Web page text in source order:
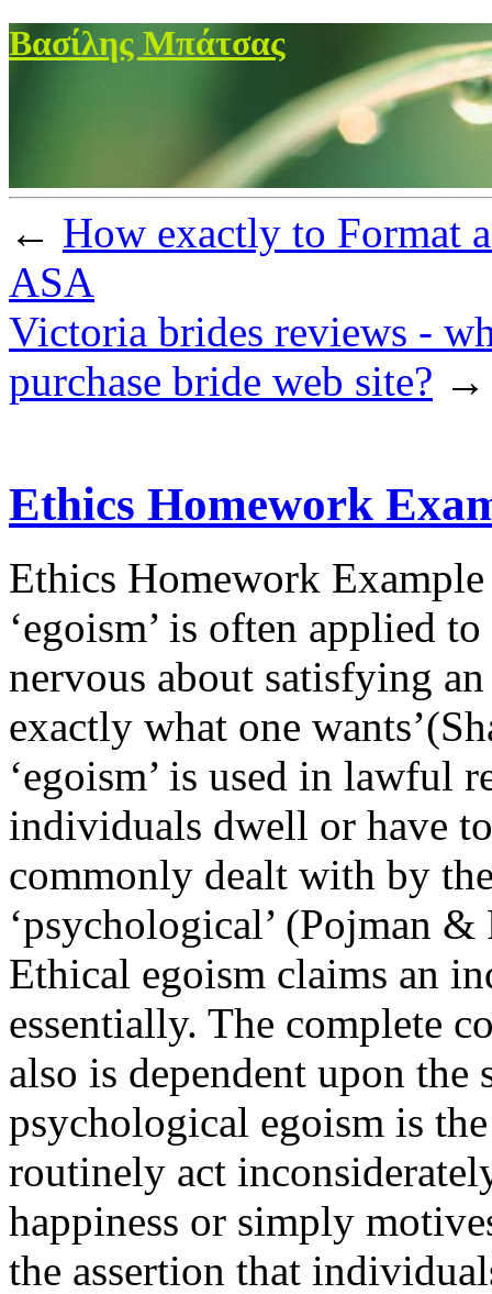
Βασίλης Μπάτσας
← How exactly to Format
ASA
Victoria brides reviews -
purchase bride web site? →
Ethics Homework
Ethics Homework
‘egoism’ is often applied
nervous about satisfying
exactly what one
‘egoism’ is used in lawful
individuals dwell or have
commonly dealt with by
‘psychological’ (Pojman
Ethical egoism claims an
essentially. The complete
also is dependent upon the
psychological egoism is
routinely act
happiness or simply
the assertion that